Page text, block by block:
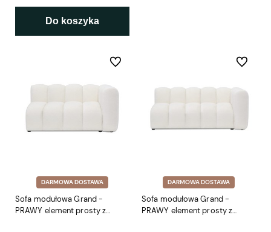
Do koszyka
DARMOWA DOSTAWA
Sofa modułowa Grand -
PRAWY element prosty z
Do ulubionych
DARMOWA DOSTAWA
Sofa modułowa Grand -
PRAWY element prosty z
Do